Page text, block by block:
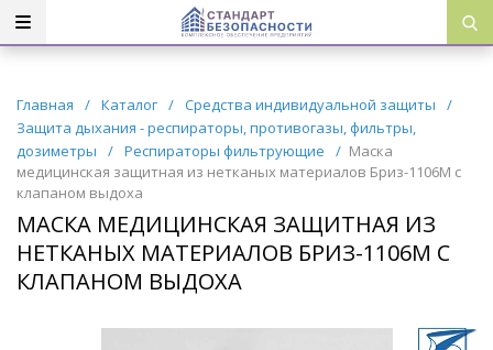
Главная / Каталог / Средства индивидуальной защиты
/
Защита дыхания - респираторы, противогазы, фильтры,
дозиметры
/ Респираторы фильтрующие / Маска
медицинская защитная из нетканых материалов Бриз-1106М с
клапаном выдоха
МАСКА МЕДИЦИНСКАЯ ЗАЩИТНАЯ ИЗ
НЕТКАНЫХ МАТЕРИАЛОВ БРИЗ-1106М С
КЛАПАНОМ ВЫДОХА